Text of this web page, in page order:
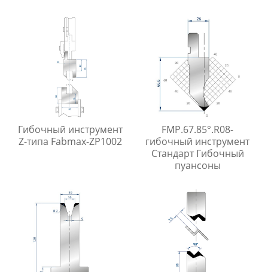
Гибочный инструмент
Z-типа Fabmax-ZP1002
FMP.67.85°.R08-
гибочный инструмент
Стандарт Гибочный
пуансоны